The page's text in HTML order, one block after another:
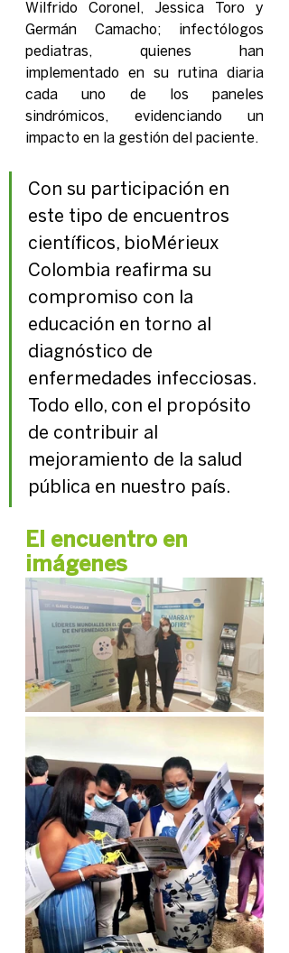
Wilfrido Coronel, Jessica Toro y
Germán Camacho; infectólogos
pediatras, quienes han
implementado en su rutina diaria
cada uno de los paneles
sindrómicos, evidenciando un
impacto en la gestión del paciente.
Con su participación en
este tipo de encuentros
científicos, bioMérieux
Colombia reafirma su
compromiso con la
educación en torno al
diagnóstico de
enfermedades infecciosas.
Todo ello, con el propósito
de contribuir al
mejoramiento de la salud
pública en nuestro país.
El encuentro en
imágenes